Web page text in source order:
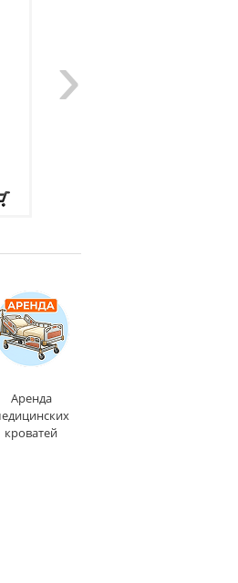
Макс. вес
›
Аренда
кроватей